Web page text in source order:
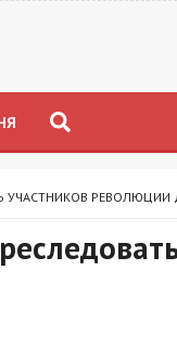
УЧАСТНИКОВ